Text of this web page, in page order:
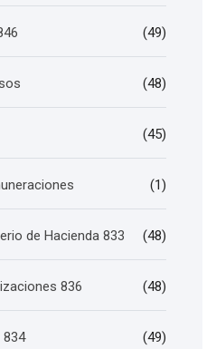
(49)
(48)
(45)
(1)
de Hacienda 833 (48)
836 (48)
834 (49)